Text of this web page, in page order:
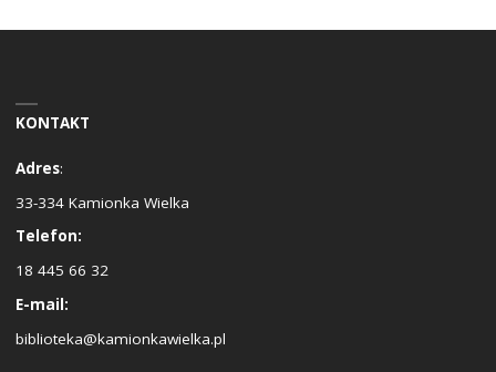
KONTAKT
Adres:
33-334 Kamionka Wielka
Telefon:
18 445 66 32
E-mail:
biblioteka@kamionkawielka.pl